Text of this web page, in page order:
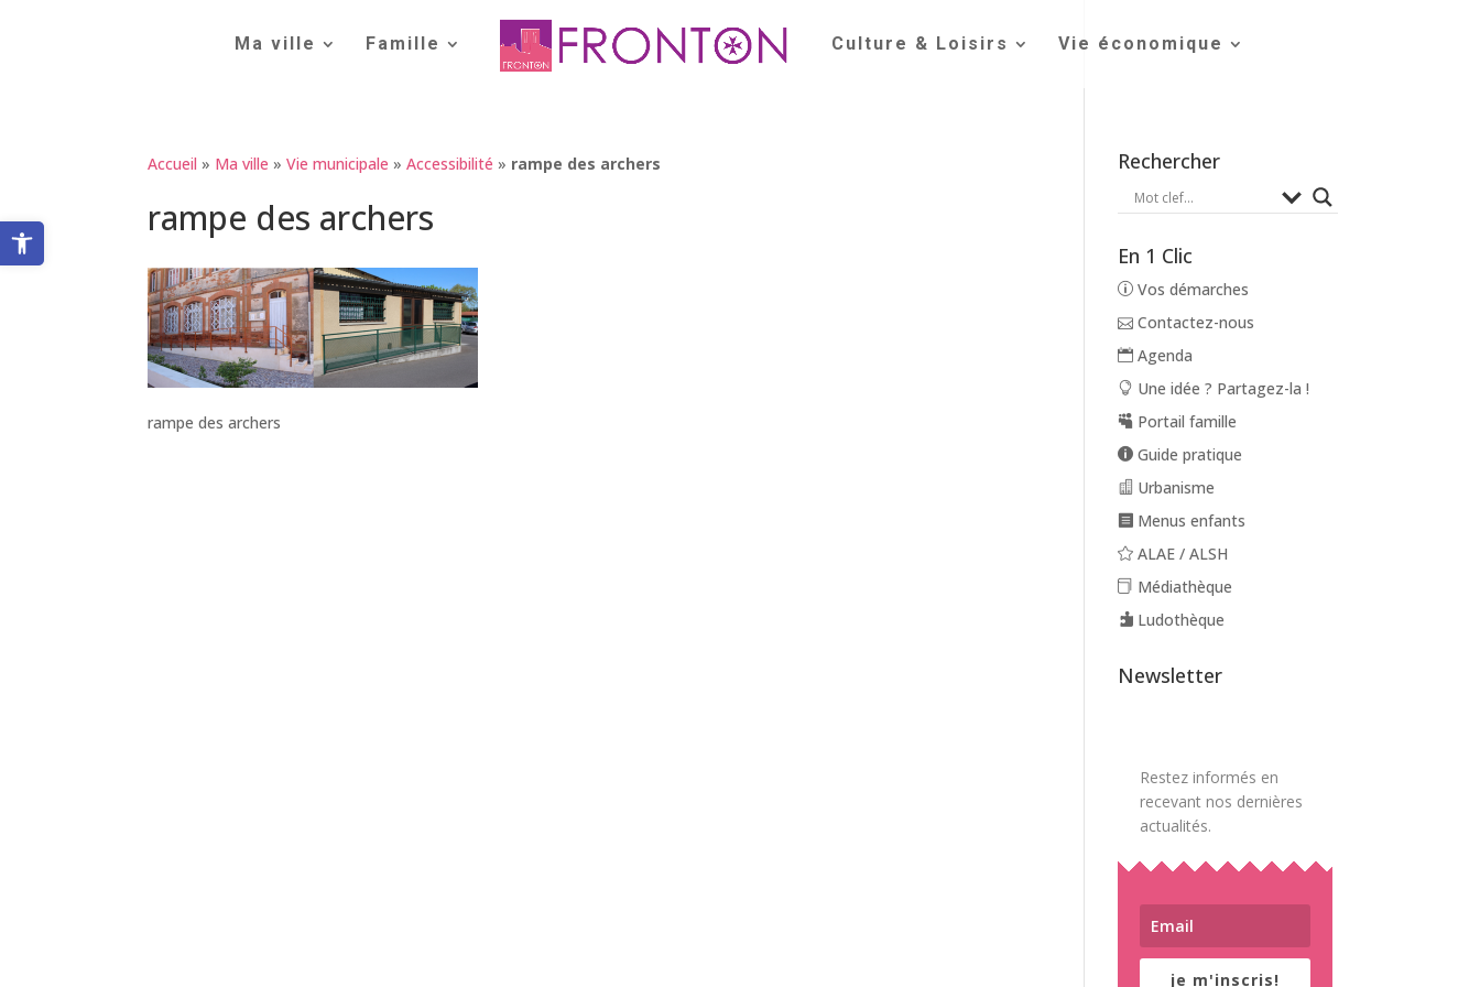
Ouvrir la barre d’outils
Ma ville Famille Culture & Loisirs Vie économique
Accueil » Ma ville »Vie municipale »Accessibilité » rampe des archers
rampe des archers
rampe des archers
Rechercher
En 1 Clic
Vos démarches
Contactez-nous
Agenda
Une idée ? Partagez-la !
Portail famille
Guide pratique
Urbanisme
Menus enfants
ALAE / ALSH
Médiathèque
Ludothèque
Newsletter
Restez informés en
recevant nos dernières
actualités.
je m'inscris!